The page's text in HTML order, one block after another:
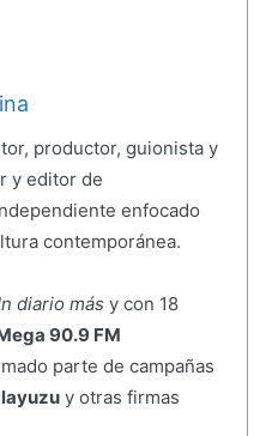
productor, guionista y
y editor de
enfocado
contemporánea.
diario más y con 18
90.9 FM
parte de campañas
y otras firmas